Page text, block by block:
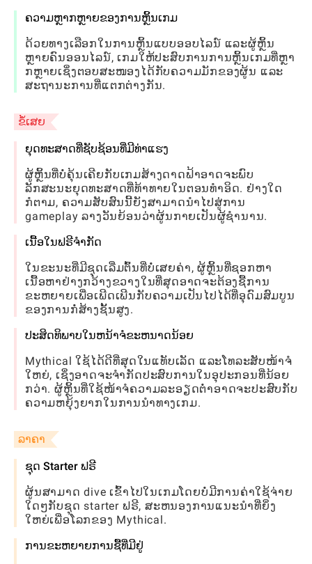
ຄວາມຫຼາກຫຼາຍຂອງການຫຼິ້ນເກມ
ດ້ວຍທາງເລືອກໃນການຫຼິ້ນແບບອອບໄລນ໌ ແລະຜູ້ຫຼິ້ນ
ຫຼາຍຄົນອອນໄລນ໌, ເກມໃຫ້ປະສົບການການຫຼິ້ນເກມທີ່ຫຼາ
ກຫຼາຍເຊິ່ງຕອບສະໜອງໄດ້ກັບຄວາມມັກຂອງຜູ້ນ ແລະ
ສະຖານະການທີ່ແຕກຕ່າງກັນ.
ຂໍ້ເສຍ
ຍຸດທະສາດທີ່ຊັບຊ້ອນທີ່ມີທ່າແຮງ
ຜູ້ຫຼິ້ນທີ່ບໍ່ຄຸ້ນເຄີຍກັບເກມສ້າງດາດຟ້າອາດຈະພົບ
ລັກສະນະຍຸດທະສາດທີ່ທ້າທາຍໃນຕອນທໍາອິດ. ຢ່າງໃດ
ກໍຕາມ, ຄວາມສັບສົນນີ້ຍັງສາມາດນໍາໄປສູ່ການ
gameplay ລາງວັນຍ້ອນວ່າຜູ້ນກາຍເປັນຜູ້ຊໍານານ.
ເນື້ອໃນຟຣີຈໍາກັດ
ໃນຂະນະທີ່ມີຊຸດເລີ່ມຕົ້ນທີ່ບໍ່ເສຍຄ່າ, ຜູ້ຫຼິ້ນທີ່ຊອກຫາ
ເນື້ອຫາຢ່າງກວ້າງຂວາງໃນທີ່ສຸດອາດຈະຕ້ອງຊື້ການ
ຂະຫຍາຍເພື່ອເພີດເພີນກັບຄວາມເປັນໄປໄດ້ທີ່ອຸດົມສົມບູນ
ຂອງການກໍ່ສ້າງຊັ້ນສູງ.
ປະສິດທິພາບໃນຫນ້າຈໍຂະຫນາດນ້ອຍ
Mythical ໃຊ້ໄດ້ດີທີ່ສຸດໃນແທັບເລັດ ແລະໂທລະສັບໜ້າຈໍ
ໃຫຍ່, ເຊິ່ງອາດຈະຈຳກັດປະສົບການໃນອຸປະກອນທີ່ນ້ອຍ
ກວ່າ. ຜູ້ຫຼິ້ນທີ່ໃຊ້ໜ້າຈໍຄວາມລະອຽດຕໍ່າອາດຈະປະສົບກັບ
ຄວາມຫຍຸ້ງຍາກໃນການນຳທາງເກມ.
ລາຄາ
ຊຸດ Starter ຟຣີ
ຜູ້ນສາມາດ dive ເຂົ້າໄປໃນເກມໂດຍບໍ່ມີການຄ່າໃຊ້ຈ່າຍ
ໃດໆກັບຊຸດ starter ຟຣີ, ສະຫນອງການແນະນໍາທີ່ຍິ່ງ
ໃຫຍ່ເພື່ອໂລກຂອງ Mythical.
ການຂະຫຍາຍການຊື້ທີ່ມີຢູ່